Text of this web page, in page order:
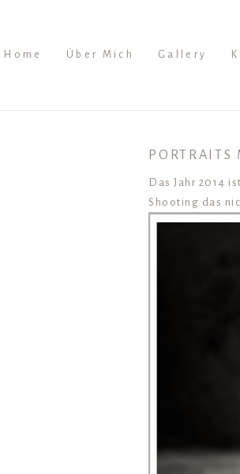
Home Über Mich Gallery
PORTRAITS
Das Jahr 2014
Shooting das